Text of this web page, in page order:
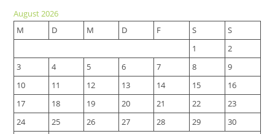
tab
new
tab
August 2026
M
D M D F S
S
1
2
3
4 5 6 7 8
9
10
11 12 13 14 15
16
17
18 19 20 21 22
23
24
25 26 27 28 29
30